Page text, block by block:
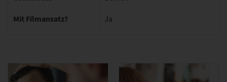
Mit Filmansatz? Ja